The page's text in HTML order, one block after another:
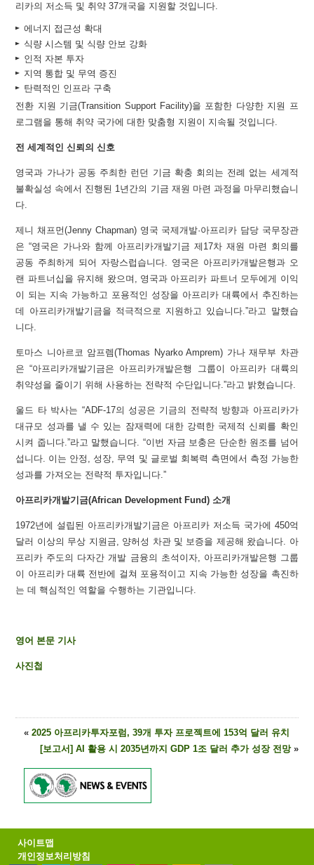
리카의 저소득 및 취약 37개국을 지원할 것입니다.
에너지 접근성 확대
식량 시스템 및 식량 안보 강화
인적 자본 투자
지역 통합 및 무역 증진
탄력적인 인프라 구축
전환 지원 기금(Transition Support Facility)을 포함한 다양한 지원 프
로그램을 통해 취약 국가에 대한 맞춤형 지원이 지속될 것입니다.
전 세계적인 신뢰의 신호
영국과 가나가 공동 주최한 런던 기금 확충 회의는 전례 없는 세계적
불확실성 속에서 진행된 1년간의 기금 재원 마련 과정을 마무리했습니
다.
제니 채프먼(Jenny Chapman) 영국 국제개발·아프리카 담당 국무장관
은 “영국은 가나와 함께 아프리카개발기금 제17차 재원 마련 회의를
공동 주최하게 되어 자랑스럽습니다. 영국은 아프리카개발은행과 오
랜 파트너십을 유지해 왔으며, 영국과 아프리카 파트너 모두에게 이익
이 되는 지속 가능하고 포용적인 성장을 아프리카 대륙에서 추진하는
데 아프리카개발기금을 적극적으로 지원하고 있습니다.”라고 말했습
니다.
토마스 니아르코 암프렘(Thomas Nyarko Amprem) 가나 재무부 차관
은 “아프리카개발기금은 아프리카개발은행 그룹이 아프리카 대륙의
취약성을 줄이기 위해 사용하는 전략적 수단입니다.”라고 밝혔습니다.
울드 타 박사는 “ADF-17의 성공은 기금의 전략적 방향과 아프리카가
대규모 성과를 낼 수 있는 잠재력에 대한 강력한 국제적 신뢰를 확인
시켜 줍니다.”라고 말했습니다. “이번 자금 보충은 단순한 원조를 넘어
섭니다. 이는 안정, 성장, 무역 및 글로벌 회복력 측면에서 측정 가능한
성과를 가져오는 전략적 투자입니다.”
아프리카개발기금(African Development Fund) 소개
1972년에 설립된 아프리카개발기금은 아프리카 저소득 국가에 450억
달러 이상의 무상 지원금, 양허성 차관 및 보증을 제공해 왔습니다. 아
프리카 주도의 다자간 개발 금융의 초석이자, 아프리카개발은행 그룹
이 아프리카 대륙 전반에 걸쳐 포용적이고 지속 가능한 성장을 촉진하
는 데 핵심적인 역할을 수행하는 기관입니다.
영어 본문 기사
사진첩
«2025 아프리카투자포럼, 39개 투자 프로젝트에 153억 달러 유치
[보고서] AI 활용 시 2035년까지 GDP 1조 달러 추가 성장 전망»
사이트맵
개인정보처리방침